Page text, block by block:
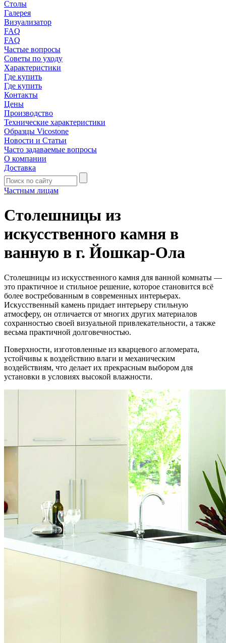
Столы
Галерея
Визуализатор
FAQ
FAQ
Частые вопросы
Советы по уходу
Характеристики
Где купить
Где купить
Контакты
Цены
Производство
Технические характеристики
Образцы Vicostone
Новости и Статьи
Часто задаваемые вопросы
О компании
Доставка
Частным лицам
Столешницы из
искусственного камня в
ванную в г. Йошкар-Ола
Столешницы из искусственного камня для ванной комнаты —
это практичное и стильное решение, которое становится всё
более востребованным в современных интерьерах.
Искусственный камень придает интерьеру стильную
атмосферу, он отличается от многих других материалов
сохранностью своей визуальной привлекательности, а также
весьма практичной долговечностью.
Поверхности, изготовленные из кварцевого агломерата,
устойчивы к воздействию влаги и механическим
воздействиям, что делает их прекрасным выбором для
установки в условиях высокой влажности.